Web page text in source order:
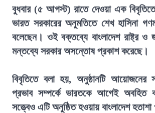
বুধবার (৫ আগস্ট) রাতে দেওয়া এক বিবৃতিতে
ভারত সরকারের অনুমতিতে শেখ হাসিনা
বলেছেন। ওই বক্তব্যে বাংলাদেশ রাষ্ট্র ও
মন্তব্যে সরকার অসন্তোষ প্রকাশ করেছে।
বিবৃতিতে বলা হয়, অনুষ্ঠানটি আয়োজনের
প্রভাব সম্পর্কে ভারতকে আগেই অবহিত
সত্ত্বেও এটি অনুষ্ঠিত হওয়ায় বাংলাদেশ